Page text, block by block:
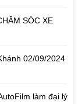
SÓC XE
02/09/2024
làm đại lý